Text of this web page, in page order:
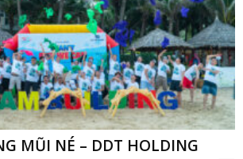
MŨI NÉ – DDT HOLDING